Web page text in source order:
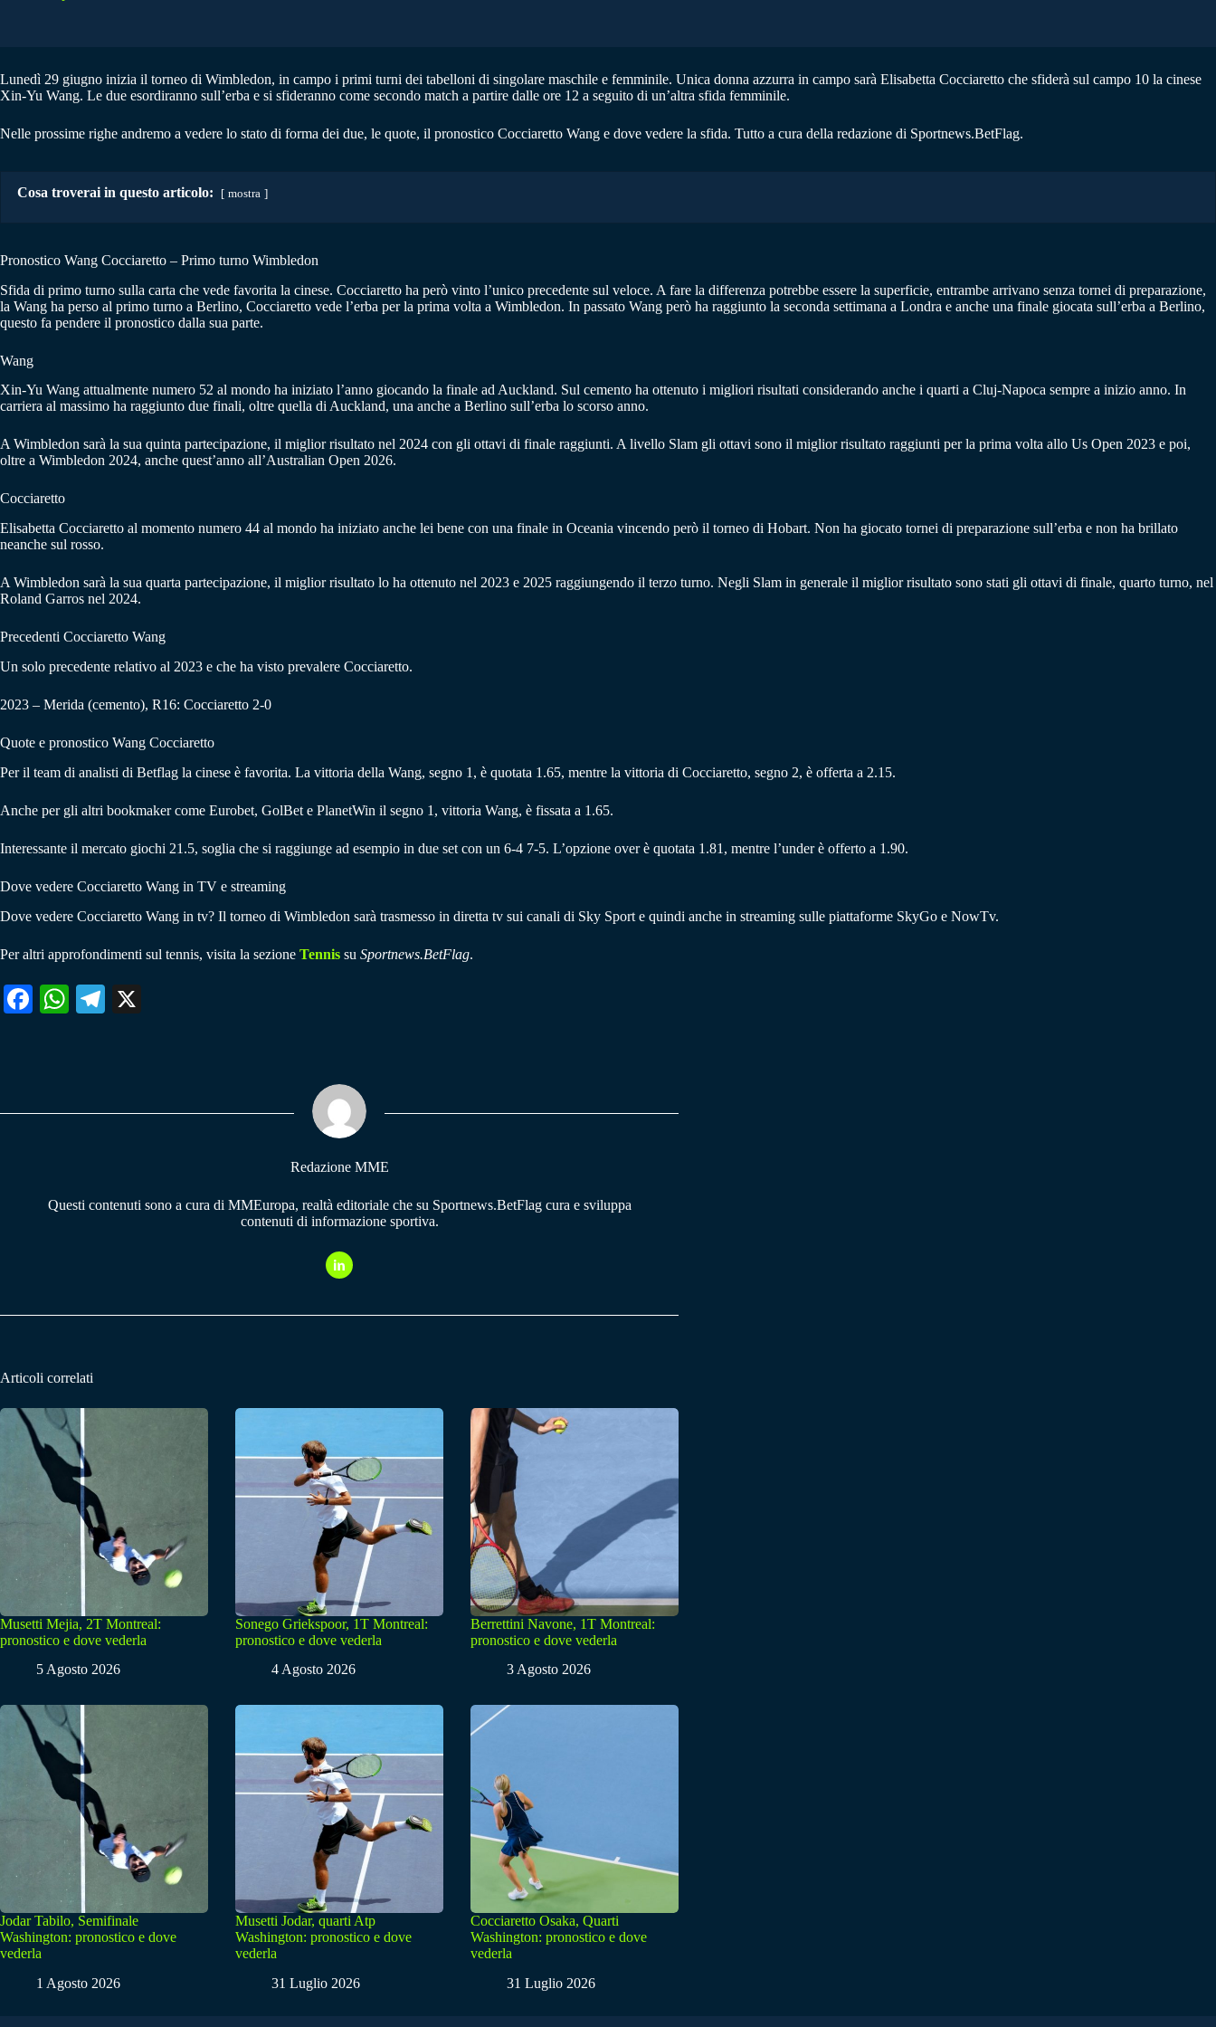
Lunedì 29 giugno inizia il torneo di Wimbledon, in campo i primi turni dei tabelloni di singolare maschile e femminile. Unica donna azzurra in campo sarà Elisabetta Cocciaretto che sfiderà sul campo 10 la cinese
Xin-Yu Wang. Le due esordiranno sull’erba e si sfideranno come secondo match a partire dalle ore 12 a seguito di un’altra sfida femminile.
Nelle prossime righe andremo a vedere lo stato di forma dei due, le quote, il pronostico Cocciaretto Wang e dove vedere la sfida. Tutto a cura della redazione di Sportnews.BetFlag.
Cosa troverai in questo articolo: mostra
Pronostico Wang Cocciaretto – Primo turno Wimbledon
Sfida di primo turno sulla carta che vede favorita la cinese. Cocciaretto ha però vinto l’unico precedente sul veloce. A fare la differenza potrebbe essere la superficie, entrambe arrivano senza tornei di preparazione,
la Wang ha perso al primo turno a Berlino, Cocciaretto vede l’erba per la prima volta a Wimbledon. In passato Wang però ha raggiunto la seconda settimana a Londra e anche una finale giocata sull’erba a Berlino,
questo fa pendere il pronostico dalla sua parte.
Wang
Xin-Yu Wang attualmente numero 52 al mondo ha iniziato l’anno giocando la finale ad Auckland. Sul cemento ha ottenuto i migliori risultati considerando anche i quarti a Cluj-Napoca sempre a inizio anno. In
carriera al massimo ha raggiunto due finali, oltre quella di Auckland, una anche a Berlino sull’erba lo scorso anno.
A Wimbledon sarà la sua quinta partecipazione, il miglior risultato nel 2024 con gli ottavi di finale raggiunti. A livello Slam gli ottavi sono il miglior risultato raggiunti per la prima volta allo Us Open 2023 e poi,
oltre a Wimbledon 2024, anche quest’anno all’Australian Open 2026.
Cocciaretto
Elisabetta Cocciaretto al momento numero 44 al mondo ha iniziato anche lei bene con una finale in Oceania vincendo però il torneo di Hobart. Non ha giocato tornei di preparazione sull’erba e non ha brillato
neanche sul rosso.
A Wimbledon sarà la sua quarta partecipazione, il miglior risultato lo ha ottenuto nel 2023 e 2025 raggiungendo il terzo turno. Negli Slam in generale il miglior risultato sono stati gli ottavi di finale, quarto turno, nel
Roland Garros nel 2024.
Precedenti Cocciaretto Wang
Un solo precedente relativo al 2023 e che ha visto prevalere Cocciaretto.
2023 – Merida (cemento), R16: Cocciaretto 2-0
Quote e pronostico Wang Cocciaretto
Per il team di analisti di Betflag la cinese è favorita. La vittoria della Wang, segno 1, è quotata 1.65, mentre la vittoria di Cocciaretto, segno 2, è offerta a 2.15.
Anche per gli altri bookmaker come Eurobet, GolBet e PlanetWin il segno 1, vittoria Wang, è fissata a 1.65.
Interessante il mercato giochi 21.5, soglia che si raggiunge ad esempio in due set con un 6-4 7-5. L’opzione over è quotata 1.81, mentre l’under è offerto a 1.90.
Dove vedere Cocciaretto Wang in TV e streaming
Dove vedere Cocciaretto Wang in tv? Il torneo di Wimbledon sarà trasmesso in diretta tv sui canali di Sky Sport e quindi anche in streaming sulle piattaforme SkyGo e NowTv.
Per altri approfondimenti sul tennis, visita la sezione Tennis su Sportnews.BetFlag.
Fa W
pp
Te
m
Redazione MME
Questi contenuti sono a cura di MMEuropa, realtà editoriale che su Sportnews.BetFlag cura e sviluppa
contenuti di informazione sportiva.
Articoli correlati
Musetti Mejia, 2T Montreal:
pronostico e dove vederla
5 Agosto 2026
Sonego Griekspoor, 1T Montreal:
pronostico e dove vederla
4 Agosto 2026
Berrettini Navone, 1T Montreal:
pronostico e dove vederla
3 Agosto 2026
Jodar Tabilo, Semifinale
Washington: pronostico e dove
vederla
1 Agosto 2026
Musetti Jodar, quarti Atp
Washington: pronostico e dove
vederla
31 Luglio 2026
Cocciaretto Osaka, Quarti
Washington: pronostico e dove
vederla
31 Luglio 2026